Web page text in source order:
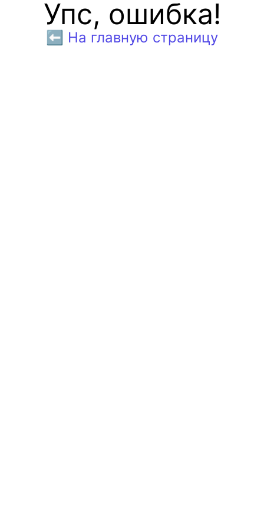
Упс, ошибка!
⬅️ На главную страницу